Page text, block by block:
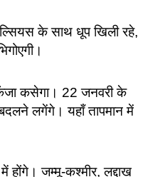
के साथ धूप खिली रहे,
कसेगा। 22 जनवरी के
लगेंगे। यहाँ तापमान में
होंगे। जम्मू-कश्मीर, लद्दाख